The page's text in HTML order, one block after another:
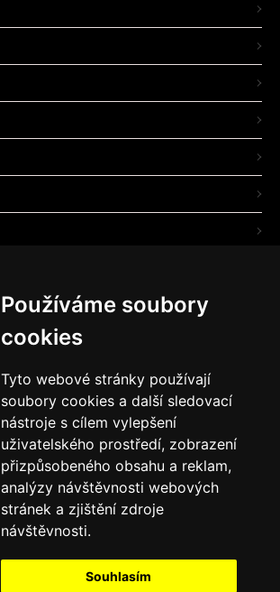
Používáme soubory
cookies
Tyto webové stránky používají
soubory cookies a další sledovací
nástroje s cílem vylepšení
uživatelského prostředí, zobrazení
přizpůsobeného obsahu a reklam,
analýzy návštěvnosti webových
stránek a zjištění zdroje
návštěvnosti.
Souhlasím